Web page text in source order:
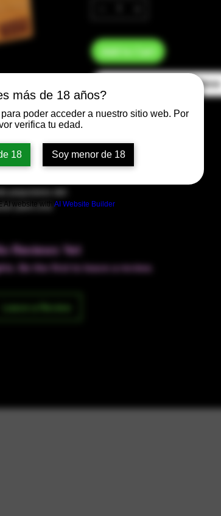
más de 18 años?
poder acceder a nuestro sitio web. Por
verifica tu edad.
18 Soy menor de 18
AI website with AI Website Builder
populares del
para una
Add to Cart
Buy Now
Reviews Yet
Be the first to leave a review.
Leave a Review